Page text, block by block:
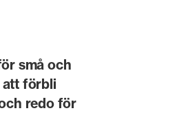
små och
att förbli
redo för